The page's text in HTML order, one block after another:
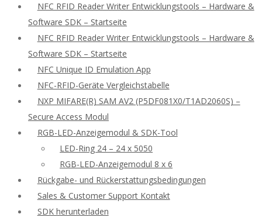
NFC RFID Reader Writer Entwicklungstools – Hardware &
Software SDK – Startseite
NFC RFID Reader Writer Entwicklungstools – Hardware &
Software SDK – Startseite
NFC Unique ID Emulation App
NFC-RFID-Geräte Vergleichstabelle
NXP MIFARE(R) SAM AV2 (P5DF081X0/T1AD2060S) –
Secure Access Modul
RGB-LED-Anzeigemodul & SDK-Tool
LED-Ring 24 – 24 x 5050
RGB-LED-Anzeigemodul 8 x 6
Rückgabe- und Rückerstattungsbedingungen
Sales & Customer Support Kontakt
SDK herunterladen